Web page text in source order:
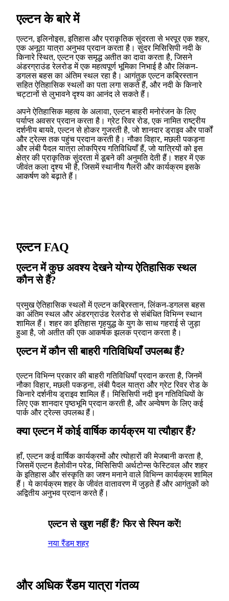
एल्टन के बारे में
एल्टन, इलिनोइस, इतिहास और प्राकृतिक सुंदरता से भरपूर एक शहर,
एक अनूठा यात्रा अनुभव प्रदान करता है। सुंदर मिसिसिपी नदी के
किनारे स्थित, एल्टन एक समृद्ध अतीत का दावा करता है, जिसने
अंडरग्राउंड रेलरोड में एक महत्वपूर्ण भूमिका निभाई है और लिंकन-
डगलस बहस का अंतिम स्थल रहा है। आगंतुक एल्टन कब्रिस्तान
सहित ऐतिहासिक स्थलों का पता लगा सकते हैं, और नदी के किनारे
चट्टानों से लुभावने दृश्य का आनंद ले सकते हैं।
अपने ऐतिहासिक महत्व के अलावा, एल्टन बाहरी मनोरंजन के लिए
पर्याप्त अवसर प्रदान करता है। ग्रेट रिवर रोड, एक नामित राष्ट्रीय
दर्शनीय बायवे, एल्टन से होकर गुजरती है, जो शानदार ड्राइव और पार्कों
और ट्रेल्स तक पहुंच प्रदान करती है। नौका विहार, मछली पकड़ना
और लंबी पैदल यात्रा लोकप्रिय गतिविधियाँ हैं, जो यात्रियों को इस
क्षेत्र की प्राकृतिक सुंदरता में डूबने की अनुमति देती हैं। शहर में एक
जीवंत कला दृश्य भी है, जिसमें स्थानीय गैलरी और कार्यक्रम इसके
आकर्षण को बढ़ाते हैं।
एल्टन FAQ
एल्टन में कुछ अवश्य देखने योग्य ऐतिहासिक स्थल
कौन से हैं?
प्रमुख ऐतिहासिक स्थलों में एल्टन कब्रिस्तान, लिंकन-डगलस बहस
का अंतिम स्थल और अंडरग्राउंड रेलरोड से संबंधित विभिन्न स्थान
शामिल हैं। शहर का इतिहास गृहयुद्ध के युग के साथ गहराई से जुड़ा
हुआ है, जो अतीत की एक आकर्षक झलक प्रदान करता है।
एल्टन में कौन सी बाहरी गतिविधियाँ उपलब्ध हैं?
एल्टन विभिन्न प्रकार की बाहरी गतिविधियाँ प्रदान करता है, जिनमें
नौका विहार, मछली पकड़ना, लंबी पैदल यात्रा और ग्रेट रिवर रोड के
किनारे दर्शनीय ड्राइव शामिल हैं। मिसिसिपी नदी इन गतिविधियों के
लिए एक शानदार पृष्ठभूमि प्रदान करती है, और अन्वेषण के लिए कई
पार्क और ट्रेल्स उपलब्ध हैं।
क्या एल्टन में कोई वार्षिक कार्यक्रम या त्यौहार हैं?
हाँ, एल्टन कई वार्षिक कार्यक्रमों और त्योहारों की मेजबानी करता है,
जिसमें एल्टन हैलोवीन परेड, मिसिसिपी अर्थटोन्स फेस्टिवल और शहर
के इतिहास और संस्कृति का जश्न मनाने वाले विभिन्न कार्यक्रम शामिल
हैं। ये कार्यक्रम शहर के जीवंत वातावरण में जुड़ते हैं और आगंतुकों को
अद्वितीय अनुभव प्रदान करते हैं।
एल्टन से खुश नहीं हैं? फिर से स्पिन करें!
नया रैंडम शहर
और अधिक रैंडम यात्रा गंतव्य